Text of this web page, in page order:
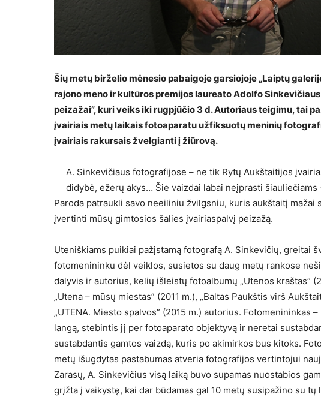
Šių metų birželio mėnesio pabaigoje garsiojoje „Laiptų
rajono meno ir kultūros premijos laureato Adolfo
peizažai”, kuri veiks iki rugpjūčio 3 d. Autoriaus teigimu, tai
įvairiais metų laikais fotoaparatu užfiksuotų meninių
įvairiais rakursais žvelgianti į žiūrovą.
A. Sinkevičiaus fotografijose – ne tik Rytų Aukštaitijos
didybė, ežerų akys… Šie vaizdai labai neįprasti
Paroda patraukli savo neeiliniu žvilgsniu, kuris aukštaitį
įvertinti mūsų gimtosios šalies įvairiaspalvį peizažą.
Uteniškiams puikiai pažįstamą fotografą A. Sinkevičių, greitai
fotomenininku dėl veiklos, susietos su daug metų rankose
dalyvis ir autorius, kelių išleistų fotoalbumų „Utenos kraštas”
„Utena – mūsų miestas” (2011 m.), „Baltas Paukštis virš
„UTENA. Miesto spalvos” (2015 m.) autorius. Fotomenininkas
langą, stebintis jį per fotoaparato objektyvą ir neretai
sustabdantis gamtos vaizdą, kuris po akimirkos bus kitoks.
metų išugdytas pastabumas atveria fotografijos vertintojui
Zarasų, A. Sinkevičius visą laiką buvo supamas nuostabios
grįžta į vaikystę, kai dar būdamas gal 10 metų susipažino su tų